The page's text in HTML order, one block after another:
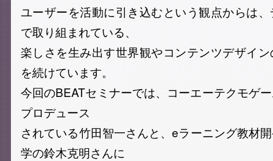
ユーザーを活動に引き込むという観点からは
で取り組まれている、
楽しさを生み出す世界観やコンテンツデザイ
を続けています。
今回のBEATセミナーでは、コーエーテクモゲ
プロデュース
されている竹田智一さんと、eラーニング教材
学の鈴木克明さんに